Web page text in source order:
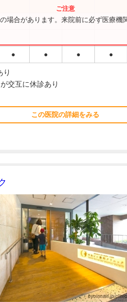
● ● ● ●
● ● ● ●
場合があります。来院前に必ず医療機
り
交互に休診あり
この医院の詳細をみる